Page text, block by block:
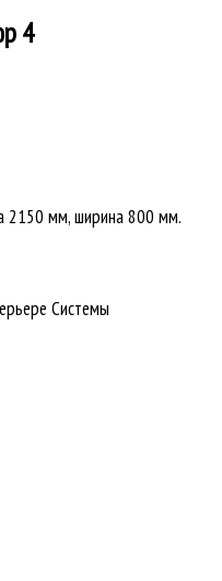
4
2150 мм, ширина 800 мм.
Cистемы